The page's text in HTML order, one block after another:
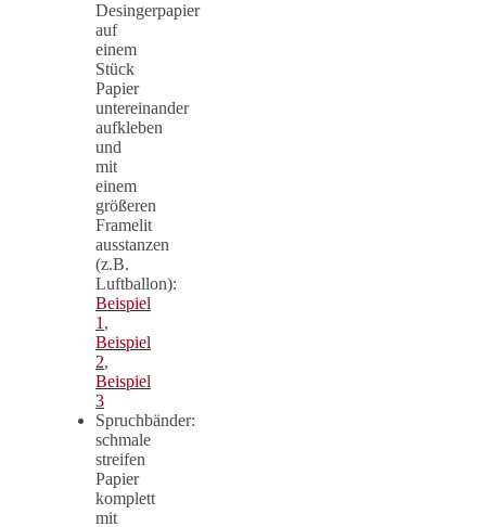
Desingerpapier
auf
einem
Stück
Papier
untereinander
aufkleben
und
mit
einem
größeren
Framelit
ausstanzen
(z.B.
Luftballon):
Beispiel
1 ,
Beispiel
2,
Beispiel
3
Spruchbänder:
schmale
streifen
Papier
komplett
mit